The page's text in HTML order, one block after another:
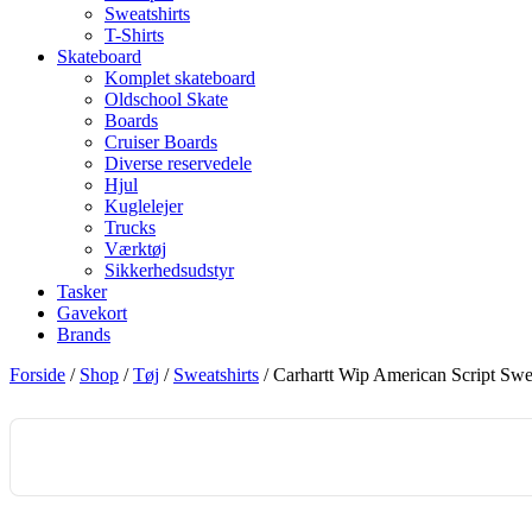
Sweatshirts
T-Shirts
Skateboard
Komplet skateboard
Oldschool Skate
Boards
Cruiser Boards
Diverse reservedele
Hjul
Kuglelejer
Trucks
Værktøj
Sikkerhedsudstyr
Tasker
Gavekort
Brands
Forside / Shop /Tøj / Sweatshirts / Carhartt Wip American Script